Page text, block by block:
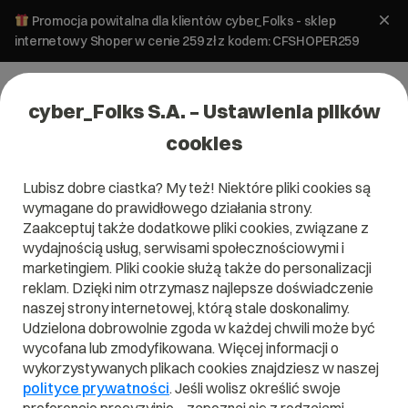
Promocja powitalna dla klientów cyber_Folks - sklep
internetowy Shoper w cenie 259 zł z kodem: CFSHOPER259
Czym jest TLS?
Przeczytaj czym jestTLSw naszym słowniku.
Pomoże Ci to lepiej zrozumieć, czym dokładnie jestTLS
cyber_Folks S.A. – Ustawienia plików
cookies
Lubisz dobre ciastka? My też! Niektóre pliki cookies są
wymagane do prawidłowego działania strony.
Zaakceptuj także dodatkowe pliki cookies, związane z
wydajnością usług, serwisami społecznościowymi i
marketingiem. Pliki cookie służą także do personalizacji
reklam. Dzięki nim otrzymasz najlepsze doświadczenie
naszej strony internetowej, którą stale doskonalimy.
Udzielona dobrowolnie zgoda w każdej chwili może być
wycofana lub zmodyfikowana. Więcej informacji o
wykorzystywanych plikach cookies znajdziesz w naszej
polityce prywatności. Jeśli wolisz określić swoje